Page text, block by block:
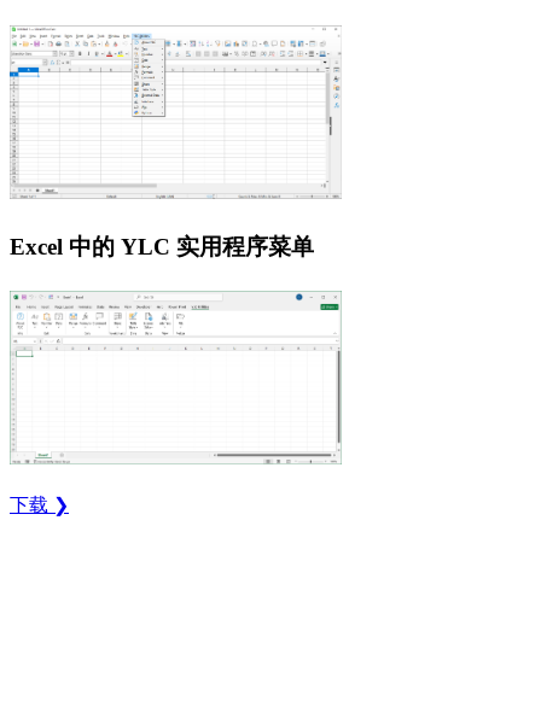
Excel 中的 YLC 实用程序菜单
下载 ❯